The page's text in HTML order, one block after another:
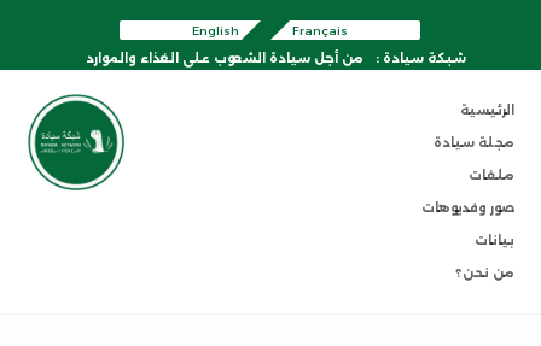
Français
English
شبكة سيادة :
من أجل سيادة الشعوب على الغذاء والموارد
الرئيسية
مجلة سيادة
ملفات
صور وفديوهات
بيانات
من نحن؟